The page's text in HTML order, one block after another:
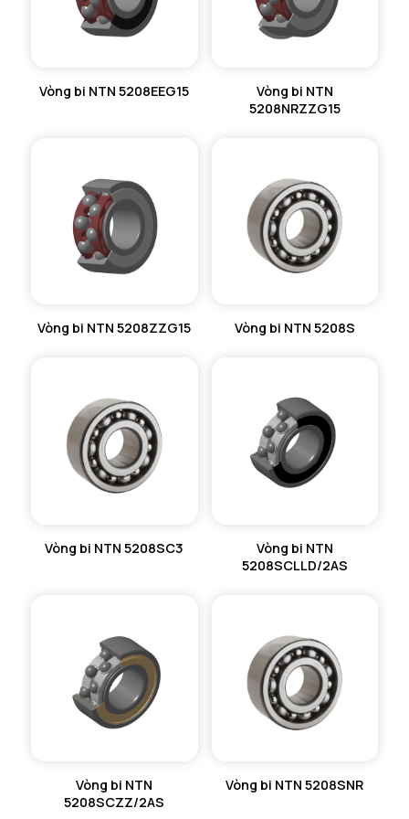
Vòng bi NTN 5208EEG15
Vòng bi NTN
5208NRZZG15
Vòng bi NTN 5208ZZG15 Vòng bi NTN 5208S
Vòng bi NTN 5208SC3
Vòng bi NTN
5208SCLLD/2AS
Vòng bi NTN
5208SCZZ/2AS
Vòng bi NTN 5208SNR